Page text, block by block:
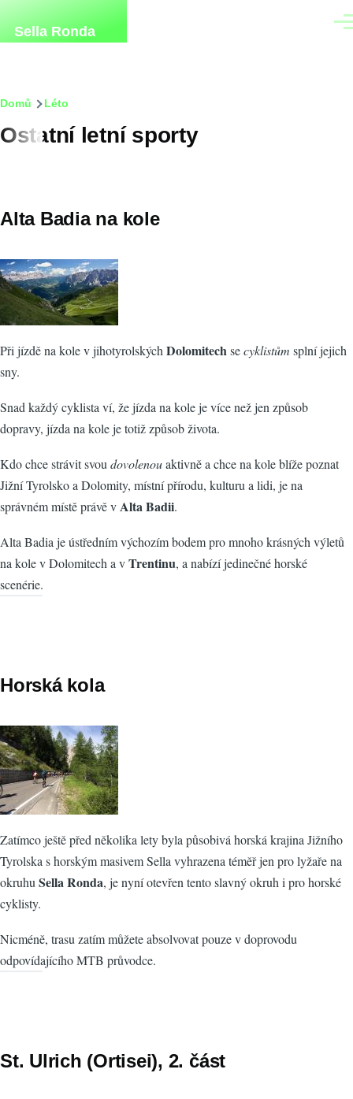
Sella Ronda
Drobečková
navigace
Domů Léto
Ostatní letní sporty
Alta Badia na kole
Při jízdě na kole v jihotyrolských Dolomitechsecyklistům splní jejich
sny.
Snad každý cyklista ví, že jízda na kole je více než jen způsob
dopravy, jízda na kole je totiž způsob života.
Kdo chce strávit svou dovolenouaktivně a chce na kole blíže poznat
Jižní Tyrolsko a Dolomity, místní přírodu, kulturu a lidi, je na
správném místě právě vAlta Badii.
Alta Badia je ústředním výchozím bodem pro mnoho krásných výletů
na kole v Dolomitech a vTrentinu, a nabízí jedinečné horské
scenérie.
Horská kola
Zatímco ještě před několika lety byla působivá horská krajina Jižního
Tyrolska s horským masivem Sella vyhrazena téměř jen pro lyžaře na
okruhu Sella Ronda, je nyní otevřen tento slavný okruh i pro horské
cyklisty.
Nicméně, trasu zatím můžete absolvovat pouze v doprovodu
odpovídajícího MTB průvodce.
St. Ulrich (Ortisei), 2. část